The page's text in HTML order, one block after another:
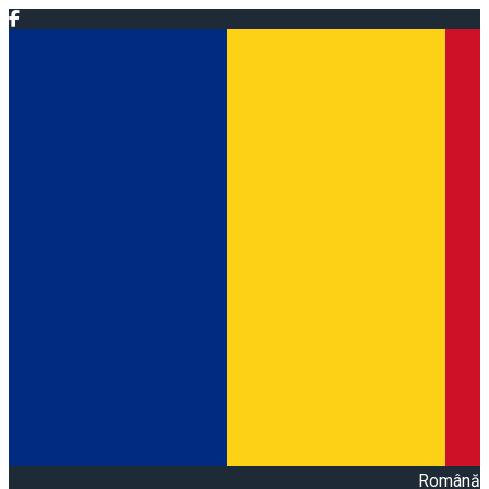
Română